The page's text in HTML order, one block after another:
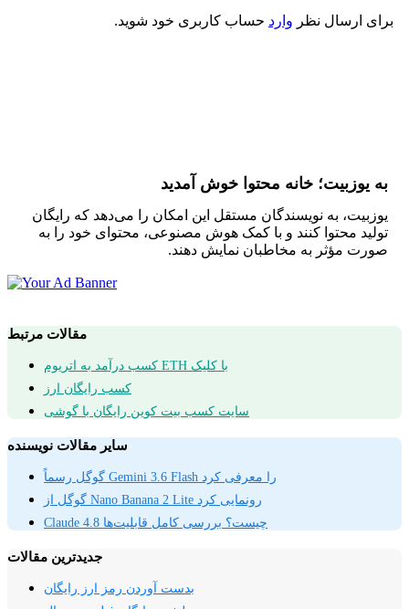
برای ارسال نظر وارد حساب کاربری خود شوید.
به یوزبیت؛ خانه محتوا خوش آمدید
یوزبیت، به نویسندگان مستقل این امکان را می‌دهد که رایگان
تولید محتوا کنند و با کمک هوش مصنوعی، محتوای خود را به
صورت مؤثر به مخاطبان نمایش دهند.
مقالات مرتبط
کسب درآمد به اتریوم ETH با کلیک
کسب رایگان ارز
سایت کسب بیت کوین رایگان با گوشی
سایر مقالات نویسنده
گوگل رسماً Gemini 3.6 Flash را معرفی کرد
گوگل از Nano Banana 2 Lite رونمایی کرد
Claude 4.8 چیست؟ بررسی کامل قابلیت‌ها
جدیدترین مقالات
بدست آوردن رمز ارز رایگان